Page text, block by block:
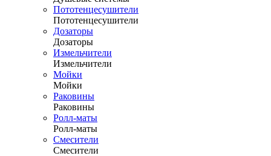
Пототенцесушители
Пототенцесушители
Дозаторы
Дозаторы
Измельчители
Измельчители
Мойки
Мойки
Раковины
Раковины
Ролл-маты
Ролл-маты
Смесители
Смесители